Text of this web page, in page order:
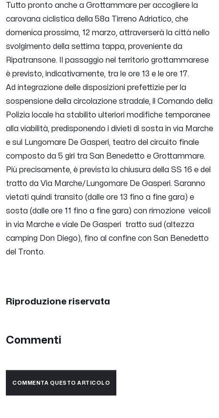
Tutto pronto anche a Grottammare per accogliere la
carovana ciclistica della 58a Tirreno Adriatico, che
domenica prossima, 12 marzo, attraverserà la città nello
svolgimento della settima tappa, proveniente da
Ripatransone. Il passaggio nel territorio grottammarese
è previsto, indicativamente, tra le ore 13 e le ore 17.
Ad integrazione delle disposizioni prefettizie per la
sospensione della circolazione stradale, il Comando della
Polizia locale ha stabilito ulteriori modifiche temporanee
alla viabilità, predisponendo i divieti di sosta in via Marche
e sul Lungomare De Gasperi, teatro del circuito finale
composto da 5 giri tra San Benedetto e Grottammare.
Più precisamente, è prevista la chiusura della SS 16 e del
tratto da Via Marche/Lungomare De Gasperi. Saranno
vietati quindi transito (dalle ore 13 fino a fine gara) e
sosta (dalle ore 11 fino a fine gara) con rimozione veicoli
in via Marche e viale De Gasperi tratto sud (altezza
camping Don Diego), fino al confine con San Benedetto
del Tronto.
Riproduzione riservata
Commenti
COMMENTA QUESTO ARTICOLO